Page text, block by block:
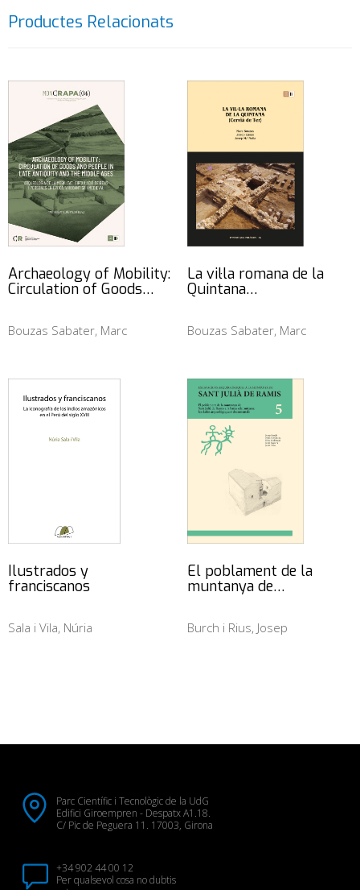
Productes Relacionats
Archaeology of Mobility:
Circulation of Goods…
Bouzas Sabater, Marc
La vil·la romana de la
Quintana…
Bouzas Sabater, Marc
Ilustrados y
franciscanos
Sala i Vila, Núria
El poblament de la
muntanya de…
Burch i Rius, Josep
Parc Científic i Tecnològic de la UdG
Edifici Giroempren - Despatx A1.18.
C/ Pic de Peguera 11. 17003, Girona
+34 902 44 00 12
Per qualsevol cosa no dubtis